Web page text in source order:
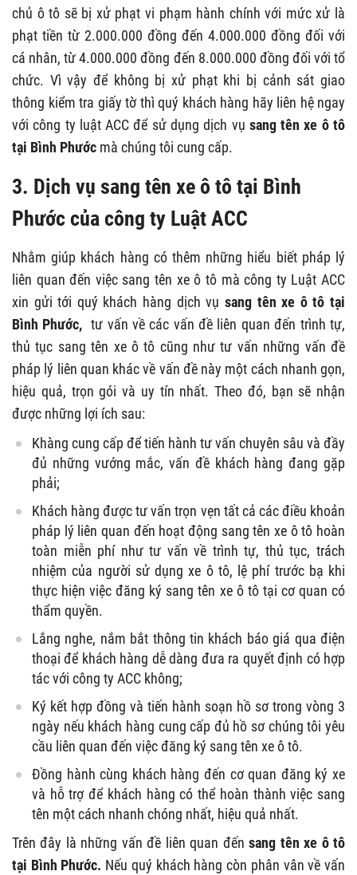
chủ ô tô sẽ bị xử phạt vi phạm hành chính với mức xử là
phạt tiền từ 2.000.000 đồng đến 4.000.000 đồng đối với
cá nhân, từ 4.000.000 đồng đến 8.000.000 đồng đối với tổ
chức. Vì vậy để không bị xử phạt khi bị cảnh sát giao
thông kiểm tra giấy tờ thì quý khách hàng hãy liên hệ ngay
với công ty luật ACC để sử dụng dịch vụ sang tên xe ô tô
tại Bình Phước mà chúng tôi cung cấp.
3. Dịch vụ sang tên xe ô tô tại Bình
Phước của công ty Luật ACC
Nhằm giúp khách hàng có thêm những hiểu biết pháp lý
liên quan đến việc sang tên xe ô tô mà công ty Luật ACC
xin gửi tới quý khách hàng dịch vụ sang tên xe ô tô tại
Bình Phước, tư vấn về các vấn đề liên quan đến trình tự,
thủ tục sang tên xe ô tô cũng như tư vấn những vấn đề
pháp lý liên quan khác về vấn đề này một cách nhanh gọn,
hiệu quả, trọn gói và uy tín nhất. Theo đó, bạn sẽ nhận
được những lợi ích sau:
Khàng cung cấp để tiến hành tư vấn chuyên sâu và đầy
đủ những vướng mắc, vấn đề khách hàng đang gặp
phải;
Khách hàng được tư vấn trọn vẹn tất cả các điều khoản
pháp lý liên quan đến hoạt động sang tên xe ô tô hoàn
toàn miễn phí như tư vấn về trình tự, thủ tục, trách
nhiệm của người sử dụng xe ô tô, lệ phí trước bạ khi
thực hiện việc đăng ký sang tên xe ô tô tại cơ quan có
thẩm quyền.
Lắng nghe, nắm bắt thông tin khách báo giá qua điện
thoại để khách hàng dễ dàng đưa ra quyết định có hợp
tác với công ty ACC không;
Ký kết hợp đồng và tiến hành soạn hồ sơ trong vòng 3
ngày nếu khách hàng cung cấp đủ hồ sơ chúng tôi yêu
cầu liên quan đến việc đăng ký sang tên xe ô tô.
Đồng hành cùng khách hàng đến cơ quan đăng ký xe
và hỗ trợ để khách hàng có thể hoàn thành việc sang
tên một cách nhanh chóng nhất, hiệu quả nhất.
Trên đây là những vấn đề liên quan đếnsang tên xe ô tô
tại Bình Phước. Nếu quý khách hàng còn phân vân về vấn